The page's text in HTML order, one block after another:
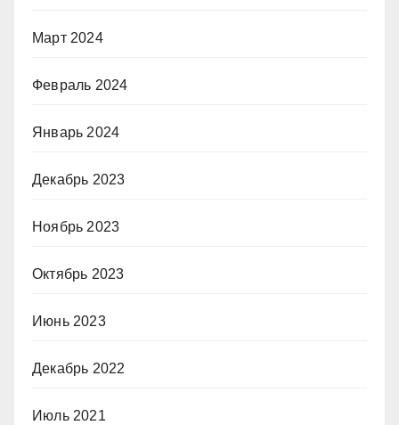
Март 2024
Февраль 2024
Январь 2024
Декабрь 2023
Ноябрь 2023
Октябрь 2023
Июнь 2023
Декабрь 2022
Июль 2021